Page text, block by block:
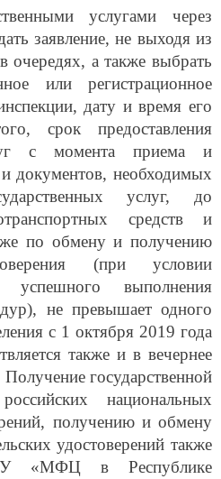
услугами через
заявление, не выходя из
очередях, а также выбрать
или регистрационное
дату и время его
срок предоставления
с момента приема и
и документов, необходимых
услуг, до
средств и
по обмену и получению
(при условии
успешного выполнения
не превышает одного
с 1 октября 2019 года
также и в вечернее
государственной
национальных
получению и обмену
удостоверений также
«МФЦ в Республике